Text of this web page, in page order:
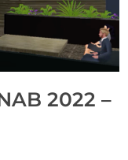
2022 –